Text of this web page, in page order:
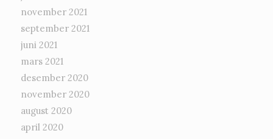
november 2021
september 2021
juni 2021
mars 2021
desember 2020
november 2020
august 2020
april 2020